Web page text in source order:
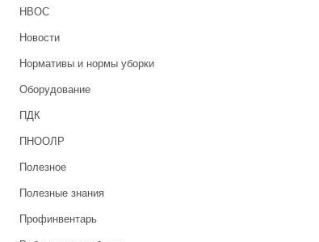
НВОС
Новости
Нормативы и нормы уборки
Оборудование
ПДК
ПНООЛР
Полезное
Полезные знания
Профинвентарь